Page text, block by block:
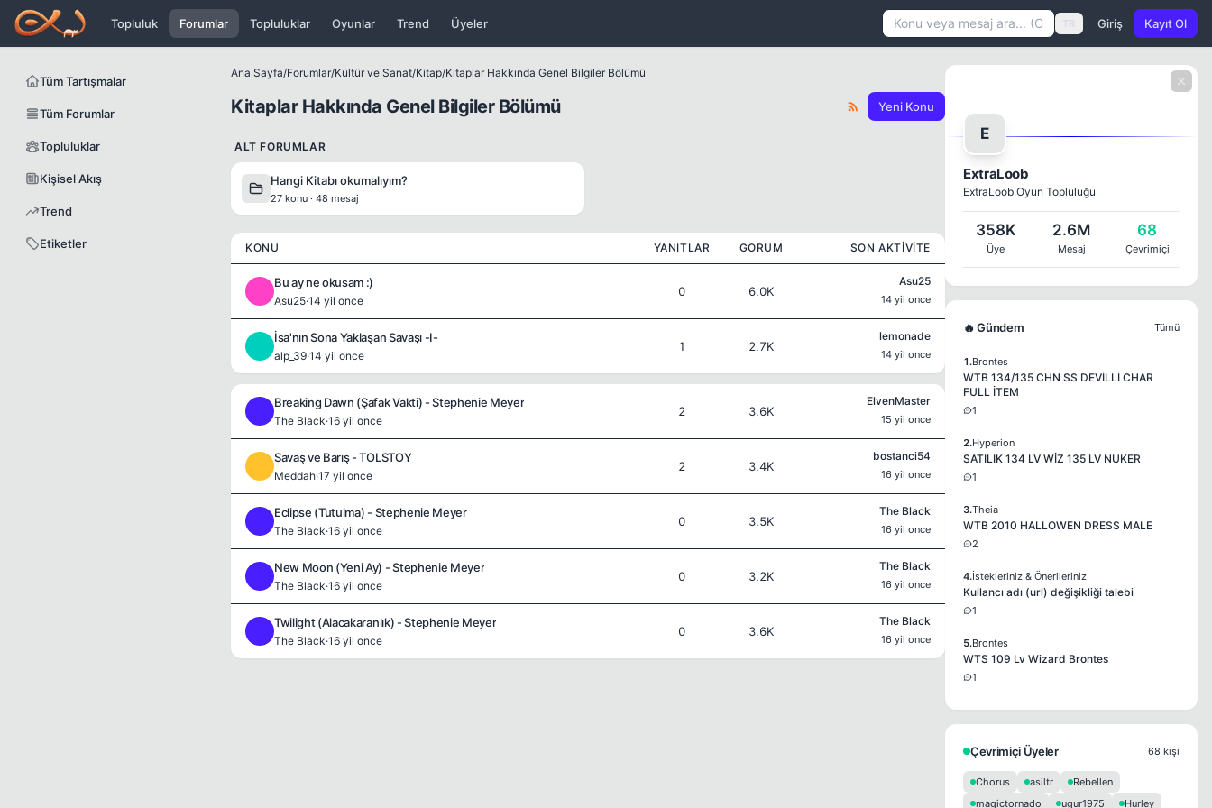
Icerige atla
Topluluk Forumlar Topluluklar Oyunlar Trend Üyeler TR Giriş Kayıt Ol
Tüm Tartışmalar
Tüm Forumlar
Topluluklar
Kişisel Akış
Trend
Etiketler
Ana Sayfa/Forumlar/Kültür ve Sanat/Kitap/Kitaplar Hakkında Genel Bilgiler Bölümü
Kitaplar Hakkında Genel Bilgiler Bölümü Yeni Konu
ALT FORUMLAR
Hangi Kitabı okumalıyım?
27 konu · 48 mesaj
KONU YANITLAR GORUM SON AKTIVITE
Bu ay ne okusam :)
Asu25·14 yil once
0 6.0K
Asu25
14 yil once
İsa'nın Sona Yaklaşan Savaşı -I-
alp_39·14 yil once
1 2.7K
lemonade
14 yil once
Breaking Dawn (Şafak Vakti) - Stephenie Meyer
The Black·16 yil once
2 3.6K
ElvenMaster
15 yil once
Savaş ve Barış - TOLSTOY
Meddah·17 yil once
2 3.4K
bostanci54
16 yil once
Eclipse (Tutulma) - Stephenie Meyer
The Black·16 yil once
0 3.5K
The Black
16 yil once
New Moon (Yeni Ay) - Stephenie Meyer
The Black·16 yil once
0 3.2K
The Black
16 yil once
Twilight (Alacakaranlık) - Stephenie Meyer
The Black·16 yil once
0 3.6K
The Black
16 yil once
E
ExtraLoob
ExtraLoob Oyun Topluluğu
358K
Üye
2.6M
Mesaj
68
Çevrimiçi
🔥 Gündem Tümü
1.Brontes
WTB 134/135 CHN SS DEVİLLİ CHAR
FULL İTEM
1
2.Hyperion
SATILIK 134 LV WİZ 135 LV NUKER
1
3.Theia
WTB 2010 HALLOWEN DRESS MALE
2
4.İstekleriniz & Önerileriniz
Kullancı adı (url) değişikliği talebi
1
5.Brontes
WTS 109 Lv Wizard Brontes
1
Çevrimiçi Üyeler 68 kişi
Chorus asiltr
Rebellen
magictornado
ugur1975 Hurley